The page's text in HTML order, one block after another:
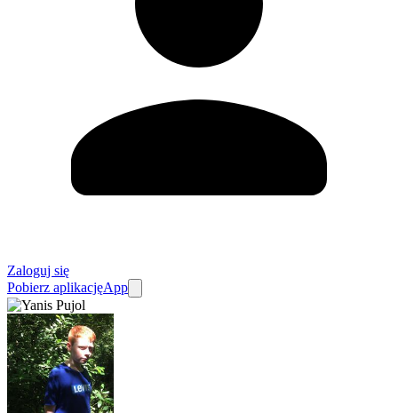
Zaloguj się
Pobierz aplikacjęApp